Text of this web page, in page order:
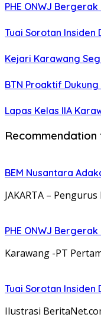
PHE ONWJ
Tuai Sorotan
Kejari Karawang
BTN Proaktif
Lapas Kelas IIA
Recommendation
BEM Nusantara
JAKARTA –
PHE ONWJ
Karawang -PT
Tuai Sorotan
Ilustrasi